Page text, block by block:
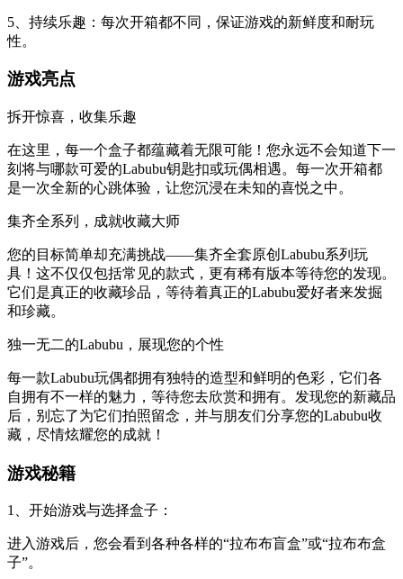
5、持续乐趣：每次开箱都不同，保证游戏的新鲜度和耐玩
性。
游戏亮点
拆开惊喜，收集乐趣
在这里，每一个盒子都蕴藏着无限可能！您永远不会知道下一
刻将与哪款可爱的Labubu钥匙扣或玩偶相遇。每一次开箱都
是一次全新的心跳体验，让您沉浸在未知的喜悦之中。
集齐全系列，成就收藏大师
您的目标简单却充满挑战——集齐全套原创Labubu系列玩
具！这不仅仅包括常见的款式，更有稀有版本等待您的发现。
它们是真正的收藏珍品，等待着真正的Labubu爱好者来发掘
和珍藏。
独一无二的Labubu，展现您的个性
每一款Labubu玩偶都拥有独特的造型和鲜明的色彩，它们各
自拥有不一样的魅力，等待您去欣赏和拥有。发现您的新藏品
后，别忘了为它们拍照留念，并与朋友们分享您的Labubu收
藏，尽情炫耀您的成就！
游戏秘籍
1、开始游戏与选择盒子：
进入游戏后，您会看到各种各样的“拉布布盲盒”或“拉布布盒
子”。